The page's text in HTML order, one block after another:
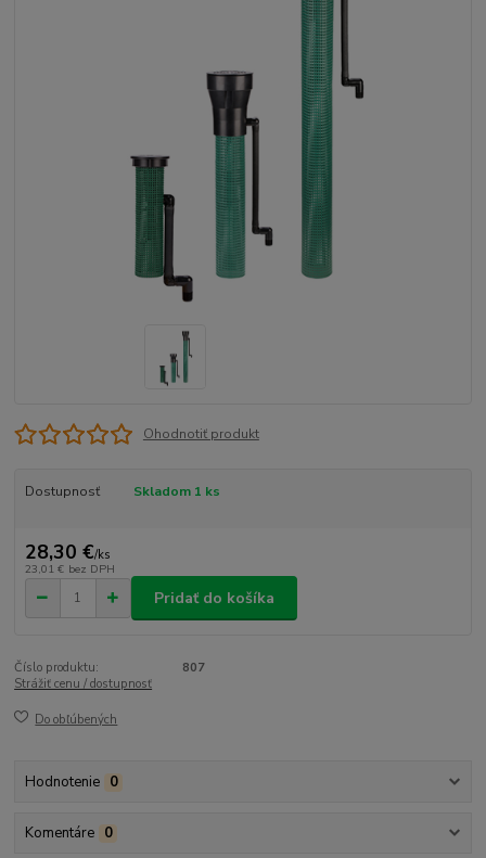
Ohodnotiť produkt
Dostupnosť Skladom 1 ks
28,30 €/ks
23,01 € bez DPH
Pridať do košíka
Číslo produktu:
807
Strážiť cenu / dostupnosť
Do obľúbených
Hodnotenie 0
Komentáre 0